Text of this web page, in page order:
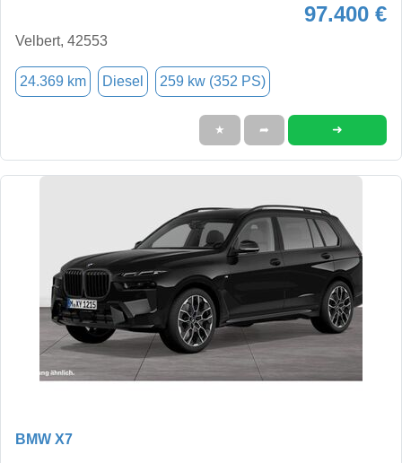
97.400 €
Velbert, 42553
24.369 km Diesel 259 kw (352 PS)
★ ➦ ➜
BMW X7